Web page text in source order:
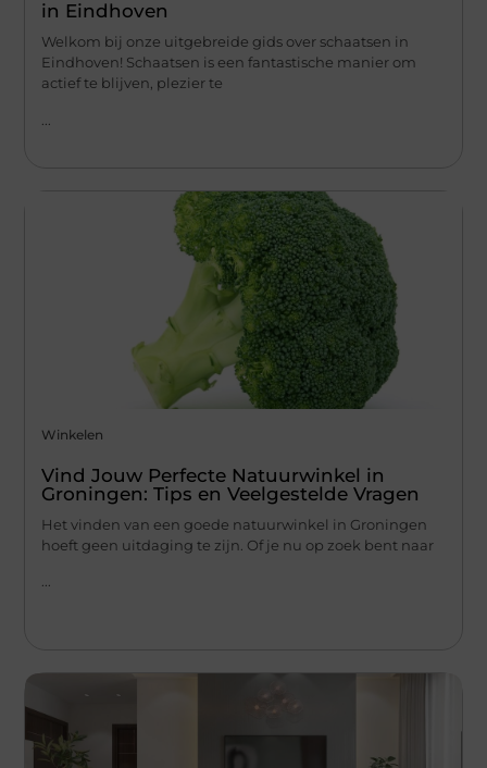
in Eindhoven
Welkom bij onze uitgebreide gids over schaatsen in
Eindhoven! Schaatsen is een fantastische manier om
actief te blijven, plezier te
Winkelen
Vind Jouw Perfecte Natuurwinkel in
Groningen: Tips en Veelgestelde Vragen
Het vinden van een goede natuurwinkel in Groningen
hoeft geen uitdaging te zijn. Of je nu op zoek bent naar